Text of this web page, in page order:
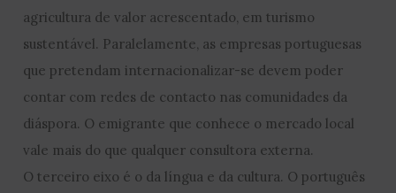
agricultura de valor acrescentado, em turismo
sustentável. Paralelamente, as empresas portuguesas
que pretendam internacionalizar-se devem poder
contar com redes de contacto nas comunidades da
diáspora. O emigrante que conhece o mercado local
vale mais do que qualquer consultora externa.
O terceiro eixo é o da língua e da cultura. O português